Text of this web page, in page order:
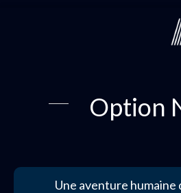
Option
Une aventure humaine